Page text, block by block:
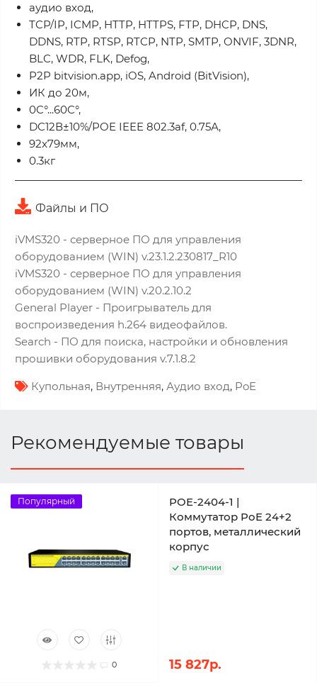
аудио вход,
TCP/IP, ICMP, HTTP, HTTPS, FTP, DHCP, DNS,
DDNS, RTP, RTSP, RTCP, NTP, SMTP, ONVIF, 3DNR,
BLC, WDR, FLK, Defog,
P2P bitvision.app, iOS, Android (BitVision),
ИК до 20м,
0C°...60C°,
DC12В±10%/POE IEEE 802.3af, 0.75А,
92x79мм,
0.3кг
Файлы и ПО
iVMS320 - серверное ПО для управления
оборудованием (WIN) v.23.1.2.230817_R10
iVMS320 - серверное ПО для управления
оборудованием (WIN) v.20.2.10.2
General Player - Проигрыватель для
воспроизведения h.264 видеофайлов.
Search - ПО для поиска, настройки и обновления
прошивки оборудования v.7.1.8.2
Купольная, Внутренняя, Аудио вход, PoE
Рекомендуемые товары
Популярный
0
POE-2404-1 |
Коммутатор PoE 24+2
портов, металлический
корпус
В наличии
15 827р.